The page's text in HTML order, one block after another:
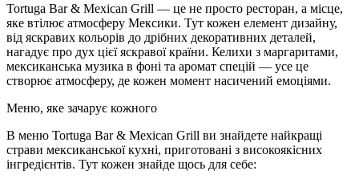
Tortuga Bar & Mexican Grill — це не просто ресторан, а місце,
яке втілює атмосферу Мексики. Тут кожен елемент дизайну,
від яскравих кольорів до дрібних декоративних деталей,
нагадує про дух цієї яскравої країни. Келихи з маргаритами,
мексиканська музика в фоні та аромат спецій — усе це
створює атмосферу, де кожен момент насичений емоціями.
Меню, яке зачарує кожного
В меню Tortuga Bar & Mexican Grill ви знайдете найкращі
страви мексиканської кухні, приготовані з високоякісних
інгредієнтів. Тут кожен знайде щось для себе: